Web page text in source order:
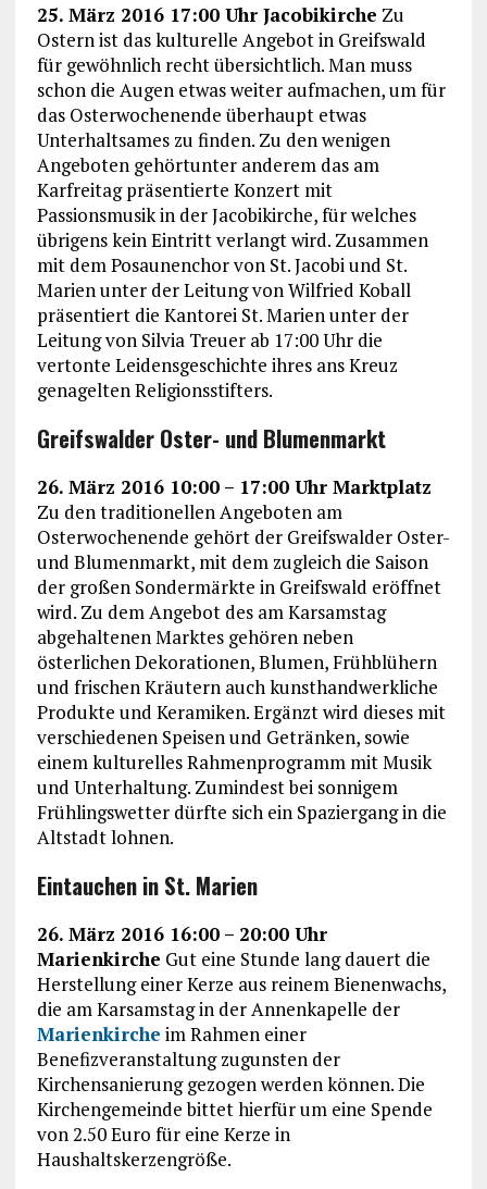
25. März 2016 17:00 Uhr Jacobikirche Zu
Ostern ist das kulturelle Angebot in Greifswald
für gewöhnlich recht übersichtlich. Man muss
schon die Augen etwas weiter aufmachen, um für
das Osterwochenende überhaupt etwas
Unterhaltsames zu finden. Zu den wenigen
Angeboten gehörtunter anderem das am
Karfreitag präsentierte Konzert mit
Passionsmusik in der Jacobikirche, für welches
übrigens kein Eintritt verlangt wird. Zusammen
mit dem Posaunenchor von St. Jacobi und St.
Marien unter der Leitung von Wilfried Koball
präsentiert die Kantorei St. Marien unter der
Leitung von Silvia Treuer ab 17:00 Uhr die
vertonte Leidensgeschichte ihres ans Kreuz
genagelten Religionsstifters.
Greifswalder Oster- und Blumenmarkt
26. März 2016 10:00 – 17:00 Uhr Marktplatz
Zu den traditionellen Angeboten am
Osterwochenende gehört der Greifswalder Oster-
und Blumenmarkt, mit dem zugleich die Saison
der großen Sondermärkte in Greifswald eröffnet
wird. Zu dem Angebot des am Karsamstag
abgehaltenen Marktes gehören neben
österlichen Dekorationen, Blumen, Frühblühern
und frischen Kräutern auch kunsthandwerkliche
Produkte und Keramiken. Ergänzt wird dieses mit
verschiedenen Speisen und Getränken, sowie
einem kulturelles Rahmenprogramm mit Musik
und Unterhaltung. Zumindest bei sonnigem
Frühlingswetter dürfte sich ein Spaziergang in die
Altstadt lohnen.
Eintauchen in St. Marien
26. März 2016 16:00 – 20:00 Uhr
Marienkirche Gut eine Stunde lang dauert die
Herstellung einer Kerze aus reinem Bienenwachs,
die am Karsamstag in der Annenkapelle der
Marienkirche im Rahmen einer
Benefizveranstaltung zugunsten der
Kirchensanierung gezogen werden können. Die
Kirchengemeinde bittet hierfür um eine Spende
von 2.50 Euro für eine Kerze in
Haushaltskerzengröße.